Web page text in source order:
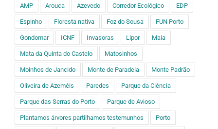
AMP Arouca Azevedo Corredor Ecológico EDP
Espinho Floresta nativa Foz do Sousa FUN Porto
Gondomar ICNF Invasoras Lipor Maia
Mata da Quinta do Castelo Matosinhos
Moinhos de Jancido Monte de Paradela Monte Padrão
Oliveira de Azeméis Paredes Parque da Ciência
Parque das Serras do Porto Parque de Avioso
Plantamos árvores partilhamos testemunhos Porto